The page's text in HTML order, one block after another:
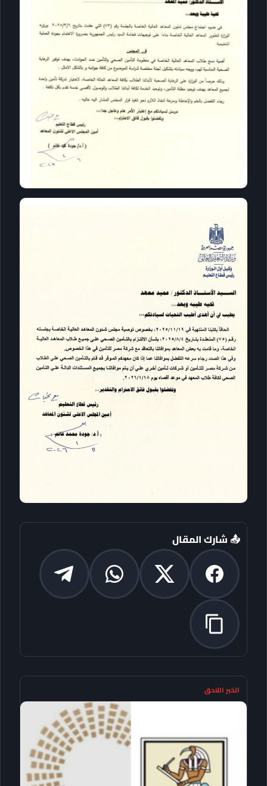
📤 شارك المقال
الخبر اللاحق